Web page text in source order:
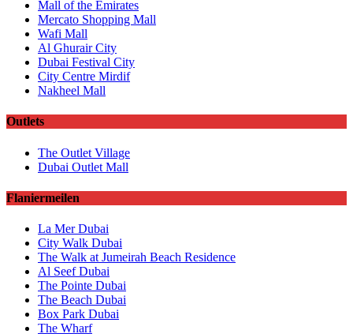
Mall of the Emirates
Mercato Shopping Mall
Wafi Mall
Al Ghurair City
Dubai Festival City
City Centre Mirdif
Nakheel Mall
Outlets
The Outlet Village
Dubai Outlet Mall
Flaniermeilen
La Mer Dubai
City Walk Dubai
The Walk at Jumeirah Beach Residence
Al Seef Dubai
The Pointe Dubai
The Beach Dubai
Box Park Dubai
The Wharf